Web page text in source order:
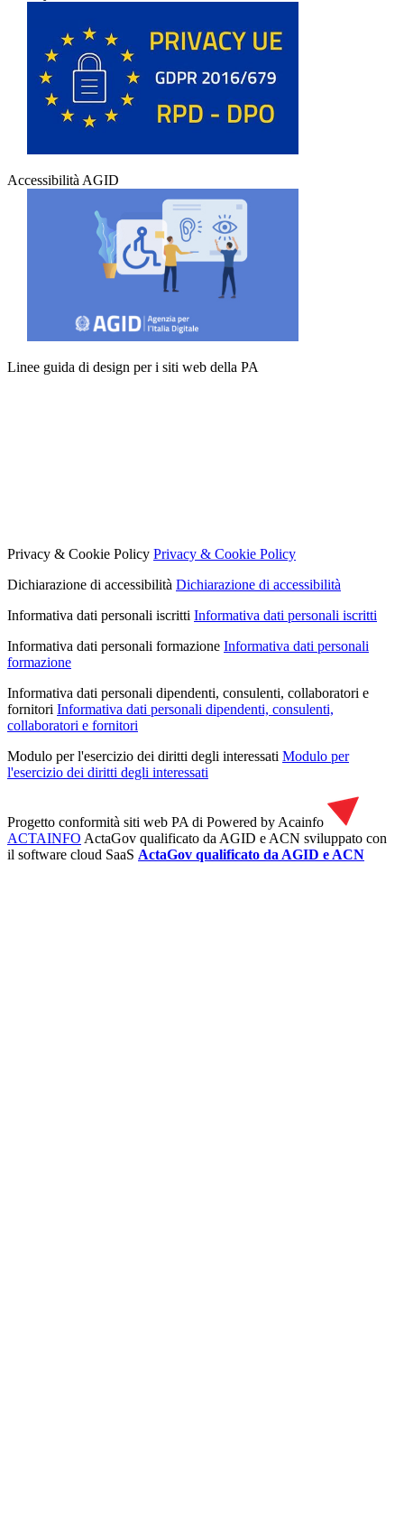
Accessibilità AGID
Linee guida di design per i siti web della PA
Privacy & Cookie Policy Privacy & Cookie Policy
Dichiarazione di accessibilità Dichiarazione di accessibilità
Informativa dati personali iscritti Informativa dati personali iscritti
Informativa dati personali formazione Informativa dati personali
formazione
Informativa dati personali dipendenti, consulenti, collaboratori e
fornitori Informativa dati personali dipendenti, consulenti,
collaboratori e fornitori
Modulo per l'esercizio dei diritti degli interessati Modulo per
l'esercizio dei diritti degli interessati
Progetto conformità siti web PA di Powered by Acainfo
ACTAINFO ActaGov qualificato da AGID e ACN sviluppato con
il software cloud SaaS ActaGov qualificato da AGID e ACN